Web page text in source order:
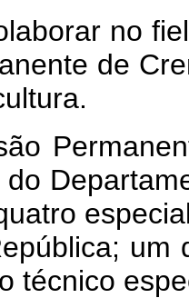
no
de
técnico